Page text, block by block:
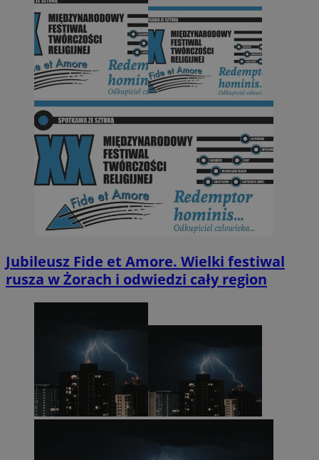
Jubileusz Fide et Amore. Wielki festiwal
rusza w Żorach i odwiedzi cały region